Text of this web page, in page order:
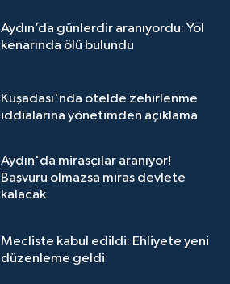
Aydın’da günlerdir aranıyordu: Yol
kenarında ölü bulundu
Kuşadası'nda otelde zehirlenme
iddialarına yönetimden açıklama
Aydın'da mirasçılar aranıyor!
Başvuru olmazsa miras devlete
kalacak
Mecliste kabul edildi: Ehliyete yeni
düzenleme geldi